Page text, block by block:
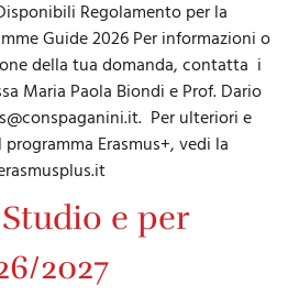
Regolamento per la
Guide 2026 Per informazioni o
della tua domanda, contatta i
Maria Paola Biondi e Prof. Dario
. Per ulteriori e
Erasmus+, vedi la
e per
2027